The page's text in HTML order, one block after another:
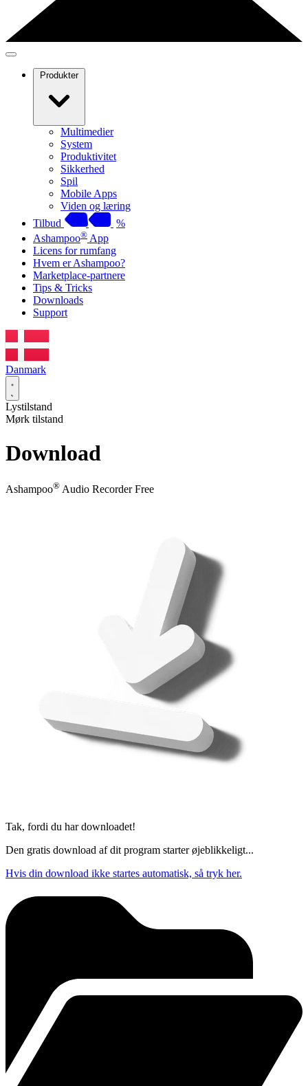
Produkter
Multimedier
System
Produktivitet
Sikkerhed
Spil
Mobile Apps
Viden og læring
Tilbud
%
Ashampoo® App
Licens for rumfang
Hvem er Ashampoo?
Marketplace-partnere
Tips & Tricks
Downloads
Support
Danmark
Lystilstand
Mørk tilstand
Download
Ashampoo® Audio Recorder Free
Tak, fordi du har downloadet!
Den gratis download af dit program starter øjeblikkeligt...
Hvis din download ikke startes automatisk, så tryk her.